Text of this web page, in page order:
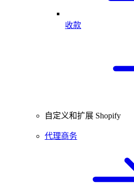
收款
自定义和扩展 Shopify
代理商务